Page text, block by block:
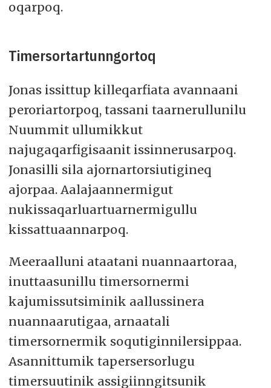
oqarpoq.
Timersortartunngortoq
Jonas issittup killeqarfiata avannaani
peroriartorpoq, tassani taarnerullunilu
Nuummit ullumikkut
najugaqarfigisaanit issinnerusarpoq.
Jonasilli sila ajornartorsiutigineq
ajorpaa. Aalajaannermigut
nukissaqarluartuarnermigullu
kissattuaannarpoq.
Meeraalluni ataatani nuannaartoraa,
inuttaasunillu timersornermi
kajumissutsiminik aallussinera
nuannaarutigaa, arnaatali
timersornermik soqutiginnilersippaa.
Asannittumik tapersersorlugu
timersuutinik assigiinngitsunik